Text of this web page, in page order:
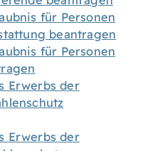
für Personen
beantragen
für Personen
Erwerbs der
Erwerbs der